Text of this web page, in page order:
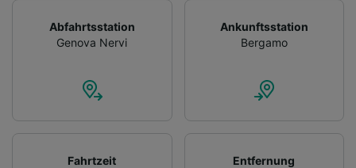
Abfahrtsstation
Genova Nervi
Ankunftsstation
Bergamo
Fahrtzeit
Entfernung